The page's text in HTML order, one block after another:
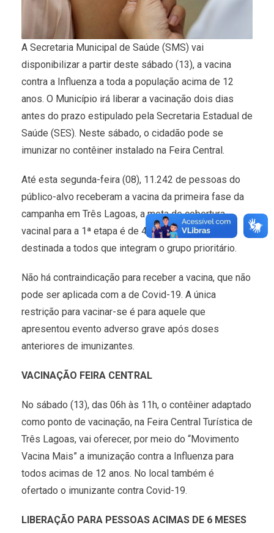
A Secretaria Municipal de Saúde (SMS) vai
disponibilizar a partir deste sábado (13), a vacina
contra a Influenza a toda a população acima de 12
anos. O Município irá liberar a vacinação dois dias
antes do prazo estipulado pela Secretaria Estadual de
Saúde (SES). Neste sábado, o cidadão pode se
imunizar no contêiner instalado na Feira Central.
Até esta segunda-feira (08), 11.242 de pessoas do
público-alvo receberam a vacina da primeira fase da
campanha em Três Lagoas, a meta de cobertura
vacinal para a 1ª etapa é de 40.676 pessoas,
destinada a todos que integram o grupo prioritário.
Não há contraindicação para receber a vacina, que não
pode ser aplicada com a de Covid-19. A única
restrição para vacinar-se é para aquele que
apresentou evento adverso grave após doses
anteriores de imunizantes.
VACINAÇÃO FEIRA CENTRAL
No sábado (13), das 06h às 11h, o contêiner adaptado
como ponto de vacinação, na Feira Central Turística de
Três Lagoas, vai oferecer, por meio do “Movimento
Vacina Mais” a imunização contra a Influenza para
todos acimas de 12 anos. No local também é
ofertado o imunizante contra Covid-19.
LIBERAÇÃO PARA PESSOAS ACIMAS DE 6 MESES